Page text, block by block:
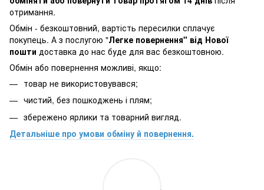
отримання.
Обмін - безкоштовний, вартість пересилки сплачує
покупець. А з послугою "Легке повернення" від Нової
пошти доставка до нас буде для вас безкоштовною.
Обмін або повернення можливі, якщо:
товар не використовувався;
чистий, без пошкоджень і плям;
збережено ярлики та товарний вигляд.
Детальніше про умови обміну й повернення.